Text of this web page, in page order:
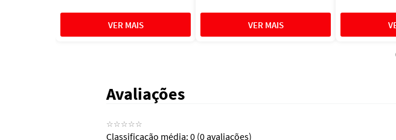
Avaliações
☆☆☆☆☆
Classificação média: 0 (0 avaliações)